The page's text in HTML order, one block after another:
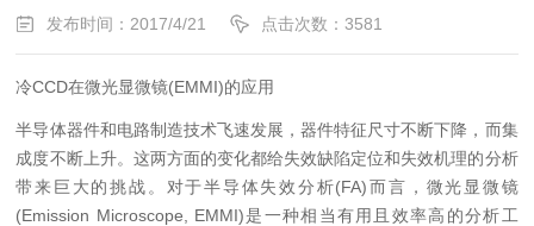
发布时间：2017/4/21 点击次数：3581
冷CCD在微光显微镜(EMMI)的应用
半导体器件和电路制造技术飞速发展，器件特征尺寸不断下降，而集
成度不断上升。这两方面的变化都给失效缺陷定位和失效机理的分析
带来巨大的挑战。对于半导体失效分析(FA)而言，微光显微镜
(Emission Microscope, EMMI)是一种相当有用且效率高的分析工